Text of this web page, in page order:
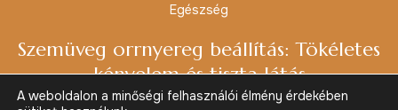
Egészség
Szemüveg orrnyereg beállítás: Tökéletes
kényelem és tiszta látás
A weboldalon a minőségi felhasználói élmény érdekében